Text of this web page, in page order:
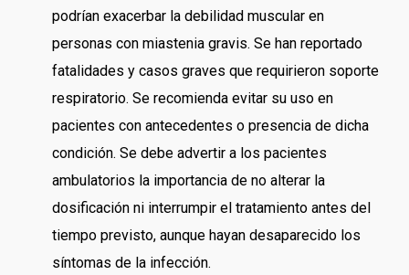
podrían exacerbar la debilidad muscular en
personas con miastenia gravis. Se han reportado
fatalidades y casos graves que requirieron soporte
respiratorio. Se recomienda evitar su uso en
pacientes con antecedentes o presencia de dicha
condición. Se debe advertir a los pacientes
ambulatorios la importancia de no alterar la
dosificación ni interrumpir el tratamiento antes del
tiempo previsto, aunque hayan desaparecido los
síntomas de la infección.